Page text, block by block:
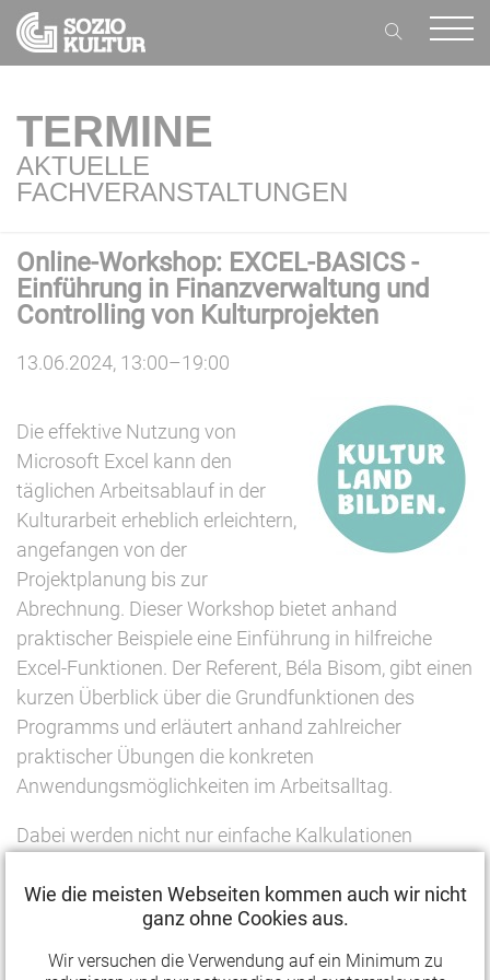
TERMINE
AKTUELLE
FACHVERANSTALTUNGEN
Online-Workshop: EXCEL-BASICS -
Einführung in Finanzverwaltung und
Controlling von Kulturprojekten
13.06.2024, 13:00–19:00
Die effektive Nutzung von
Microsoft Excel kann den
täglichen Arbeitsablauf in der
Kulturarbeit erheblich erleichtern,
angefangen von der
Projektplanung bis zur
Abrechnung. Dieser Workshop bietet anhand
praktischer Beispiele eine Einführung in hilfreiche
Excel-Funktionen. Der Referent, Béla Bisom, gibt einen
kurzen Überblick über die Grundfunktionen des
Programms und erläutert anhand zahlreicher
praktischer Übungen die konkreten
Anwendungsmöglichkeiten im Arbeitsalltag.
Dabei werden nicht nur einfache Kalkulationen
des Programms. Tipps und Beispiele zur Planung und
Verwaltung von Kulturprojekten runden den
Workshop ab. Die Teilnehmenden erlernen
Wie die meisten Webseiten kommen auch wir nicht
ganz ohne Cookies aus.
Wir versuchen die Verwendung auf ein Minimum zu